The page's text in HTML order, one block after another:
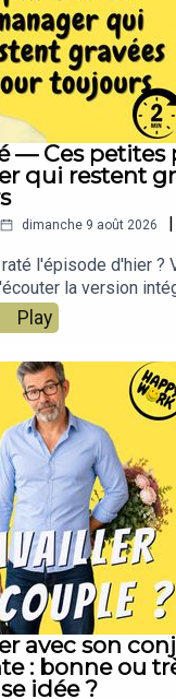
Express
jour
— Ces petites
qui restent
dimanche 9 août 2026
l'épisode d'hier ?
la version
Happy Work LE
minutes, l'épisode
: retrouvez moi sur
Work... pas de
feelgood !!! :
channel/
pour retrouver
articles, vidéos :
Play
avec son
: bonne ou
idée ?